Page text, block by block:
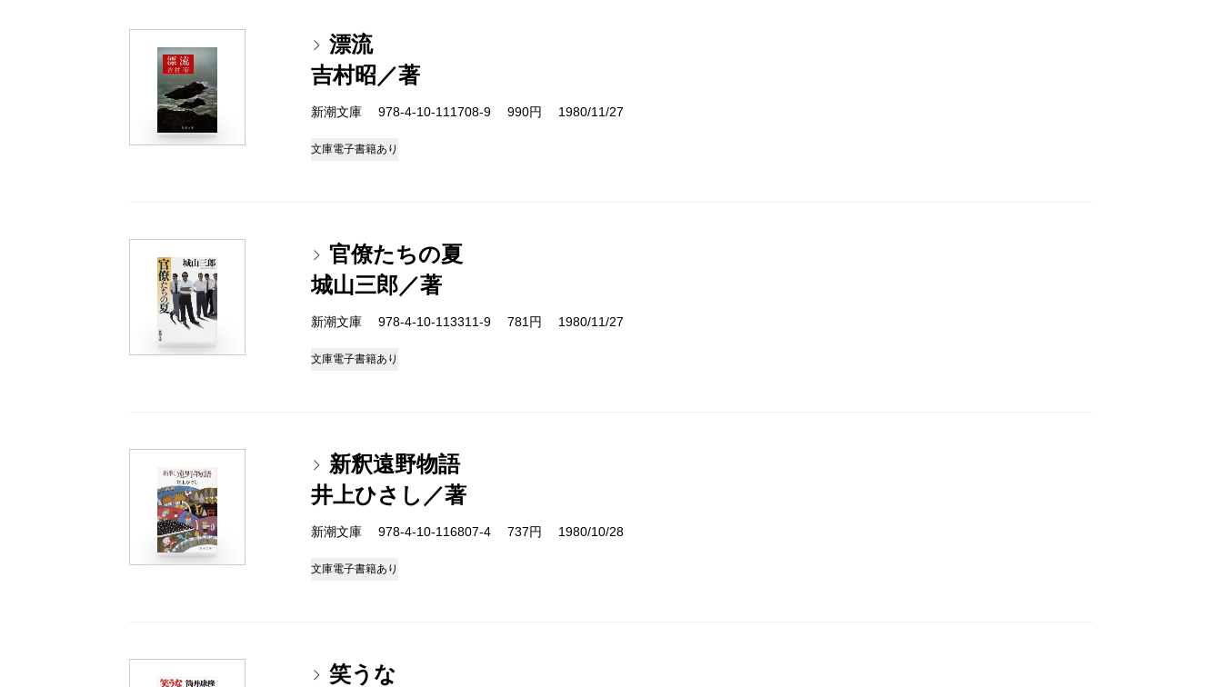
漂流
吉村昭／著
新潮文庫 978-4-10-111708-9 990円 1980/11/27
文庫電子書籍あり
官僚たちの夏
城山三郎／著
新潮文庫 978-4-10-113311-9 781円 1980/11/27
文庫電子書籍あり
新釈遠野物語
井上ひさし／著
新潮文庫 978-4-10-116807-4 737円 1980/10/28
文庫電子書籍あり
笑うな